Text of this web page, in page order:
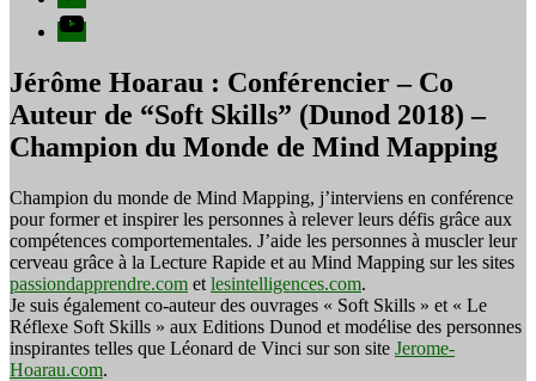
YouTube
Jérôme Hoarau : Conférencier – Co
Auteur de “Soft Skills” (Dunod 2018) –
Champion du Monde de Mind Mapping
Champion du monde de Mind Mapping, j’interviens en conférence
pour former et inspirer les personnes à relever leurs défis grâce aux
compétences comportementales. J’aide les personnes à muscler leur
cerveau grâce à la Lecture Rapide et au Mind Mapping sur les sites
passiondapprendre.com et lesintelligences.com.
Je suis également co-auteur des ouvrages « Soft Skills » et « Le
Réflexe Soft Skills » aux Editions Dunod et modélise des personnes
inspirantes telles que Léonard de Vinci sur son site Jerome-
Hoarau.com.